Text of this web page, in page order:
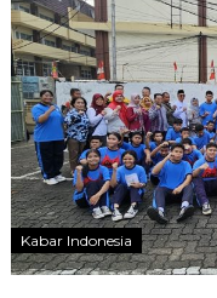
Kabar Indonesia